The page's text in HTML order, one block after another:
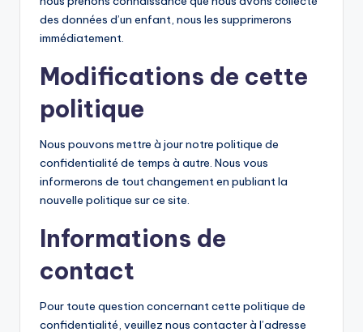
des données d’un enfant, nous les supprimerons
immédiatement.
Modifications de cette
politique
Nous pouvons mettre à jour notre politique de
confidentialité de temps à autre. Nous vous
informerons de tout changement en publiant la
nouvelle politique sur ce site.
Informations de
contact
Pour toute question concernant cette politique de
confidentialité, veuillez nous contacter à l’adresse